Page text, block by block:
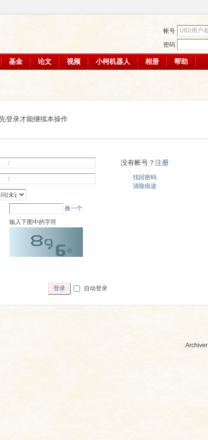
帐号
密码
基金 论文 视频 小柯机器人 相册 帮助
登录才能继续本操作
：
：
换一个
输入下图中的字符
没有帐号？注册
找回密码
清除痕迹
登录 自动登录
Archiver